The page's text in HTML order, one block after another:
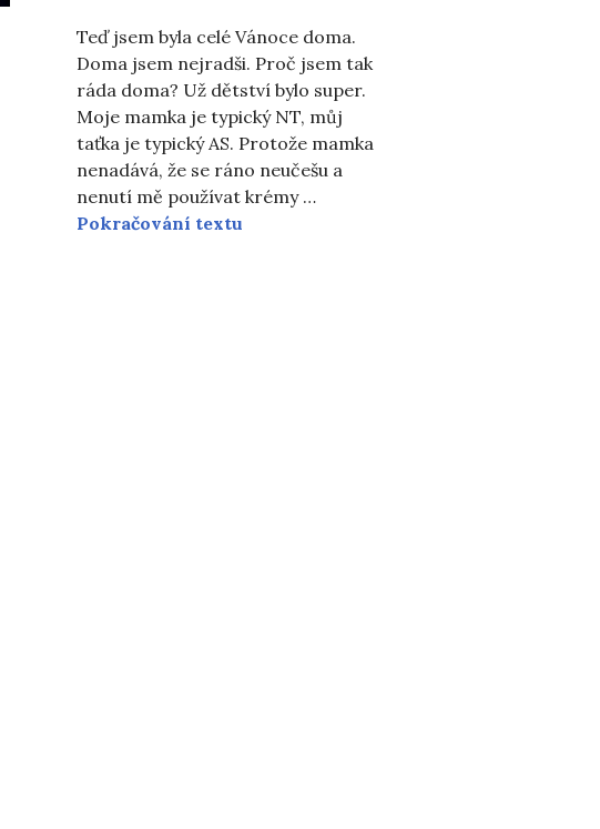
Teď jsem byla celé Vánoce doma.
Doma jsem nejradši. Proč jsem tak
ráda doma? Už dětství bylo super.
Moje mamka je typický NT, můj
taťka je typický AS. Protože mamka
nenadává, že se ráno neučešu a
nenutí mě používat krémy …
Pokračování textu